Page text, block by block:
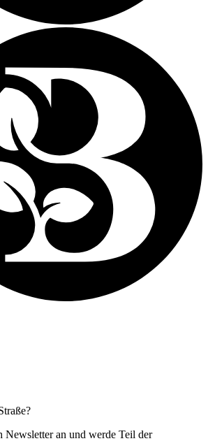
Newsletter an und werde Teil der